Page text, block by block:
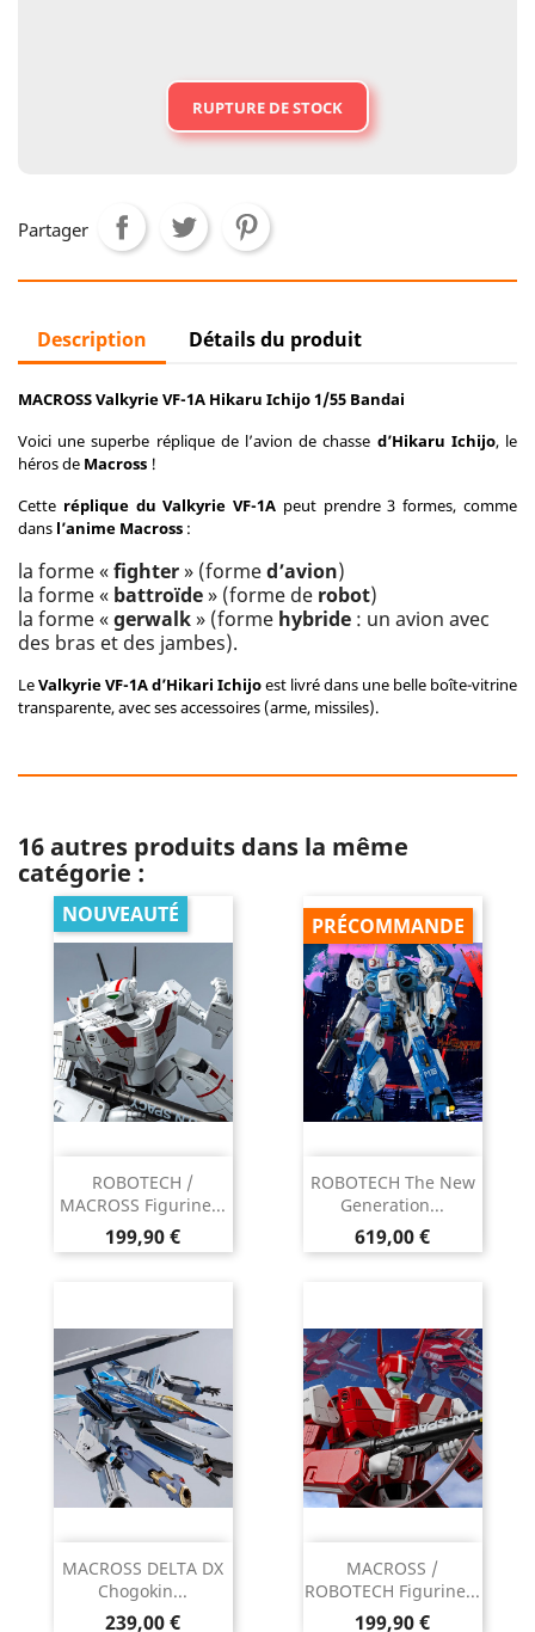
RUPTURE DE STOCK
Partager
Description Détails du produit
MACROSS Valkyrie VF-1A Hikaru Ichijo 1/55 Bandai
Voici une superbe réplique de l’avion de chasse d’Hikaru Ichijo, le
héros de Macross !
Cette réplique du Valkyrie VF-1A peut prendre 3 formes, comme
dans l’anime Macross :
la forme «fighter» (formed’avion)
la forme « battroïde» (forme de robot)
la forme «gerwalk» (forme hybride : un avion avec
des bras et des jambes).
LeValkyrie VF-1Ad’Hikari Ichijoest livré dans une belle boîte-vitrine
transparente, avec ses accessoires (arme, missiles).
16 autres produits dans la même
catégorie :
ROBOTECH /
MACROSS Figurine...
Prix
199,90 €
NOUVEAUTÉ
ROBOTECH The New
Generation...
Prix
619,00 €
PRÉCOMMANDE
MACROSS DELTA DX
Chogokin...
Prix
239,00 €
MACROSS /
ROBOTECH Figurine...
Prix
199,90 €